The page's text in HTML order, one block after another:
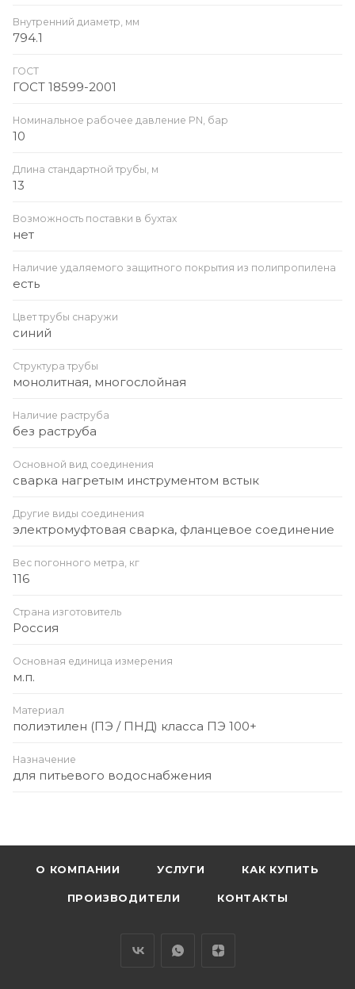
Внутренний диаметр, мм
794.1
ГОСТ
ГОСТ 18599-2001
Номинальное рабочее давление PN, бар
10
Длина стандартной трубы, м
13
Возможность поставки в бухтах
нет
Наличие удаляемого защитного покрытия из полипропилена
есть
Цвет трубы снаружи
синий
Структура трубы
монолитная, многослойная
Наличие раструба
без раструба
Основной вид соединения
сварка нагретым инструментом встык
Другие виды соединения
электромуфтовая сварка, фланцевое соединение
Вес погонного метра, кг
116
Страна изготовитель
Россия
Основная единица измерения
м.п.
Материал
полиэтилен (ПЭ / ПНД) класса ПЭ 100+
Назначение
для питьевого водоснабжения
О КОМПАНИИ УСЛУГИ КАК КУПИТЬ
ПРОИЗВОДИТЕЛИ КОНТАКТЫ